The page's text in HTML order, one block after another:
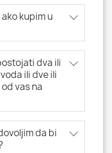
kupim u
dva ili
ili dve ili
vas na
da bi